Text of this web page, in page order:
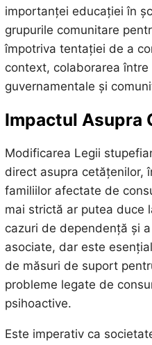
importanței educației în
grupurile comunitare
împotriva tentației de a
context, colaborarea
guvernamentale și
Impactul Asupra
Modificarea Legii
direct asupra cetățenilor,
familiilor afectate de
mai strictă ar putea duce
cazuri de dependență și
asociate, dar este
de măsuri de suport
probleme legate de
psihoactive.
Este imperativ ca